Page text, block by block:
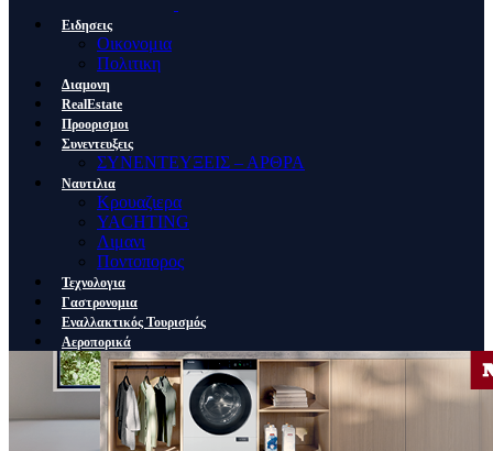
Ειδησεις
Οικονομια
Πολιτικη
Διαμονη
RealEstate
Προορισμοι
Συνεντευξεις
ΣΥΝΕΝΤΕΥΞΕΙΣ – ΑΡΘΡΑ
Ναυτιλια
Κρουαζιερα
YACHTING
Λιμανι
Ποντοπορος
Τεχνολογια
Γαστρονομια
Εναλλακτικός Τουρισμός
Αεροπορικά